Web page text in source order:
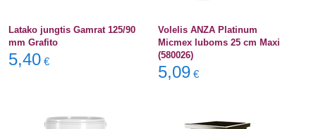
Latako jungtis Gamrat 125/90
mm Grafito
5,40 €
Volelis ANZA Platinum
Micmex luboms 25 cm Maxi
(580026)
5,09 €